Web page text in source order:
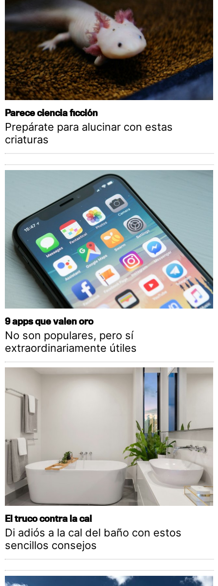
Parece ciencia ficción
Prepárate para alucinar con estas
criaturas
9 apps que valen oro
No son populares, pero sí
extraordinariamente útiles
El truco contra la cal
Di adiós a la cal del baño con estos
sencillos consejos